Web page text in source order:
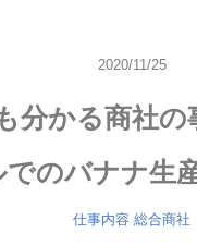
2020/11/25
分かる商社
でのバナナ生
仕事内容 総合商社